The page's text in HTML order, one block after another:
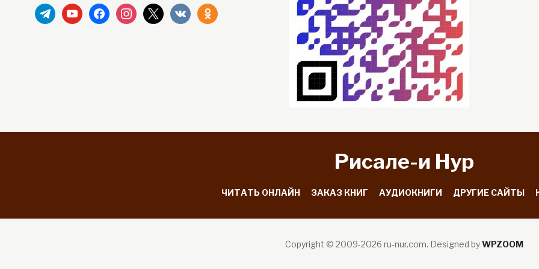
telegramyoutubefacebookinstagram
x vkontakteodnoklassniki
Рисале-и Hyp
ЧИТАТЬ ОНЛАЙН ЗАКАЗ КНИГ АУДИОКНИГИ ДРУГИЕ САЙТЫ
Copyright © 2009-2026 ru-nur.com. Designed byWPZOOM